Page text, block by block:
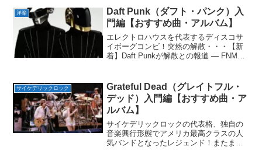
洋楽
Daft Punk（ダフト・パンク）入
門編【おすすめ曲・アルバム】
エレクトロハウスを代表するディスコサ
イボーグコンビ！突然の解散・・・【新
着】Daft Punkが解散との報道 — FNMNL
とは・...
サイケデリックロック
Grateful Dead（グレイトフル・
デッド）入門編【おすすめ曲・ア
ルバム】
サイケデリックロックの代表格、独自の
音楽興行形態でアメリカ最高クラスの人
気バンドとなったレジェンド！またまた